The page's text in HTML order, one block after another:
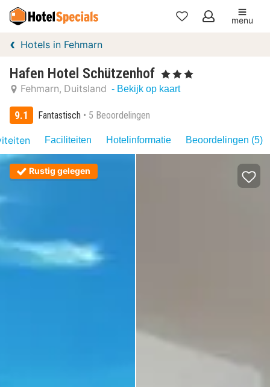
Mijn
menu
Hotels in Fehmarn
Hafen Hotel Schützenhof , 3 Sterren
Fehmarn Duitsland - Bekijk op kaart
9.1 Fantastisch 5 Beoordelingen
Faciliteiten Hotelinformatie Beoordelingen (5)
Rustig gelegen